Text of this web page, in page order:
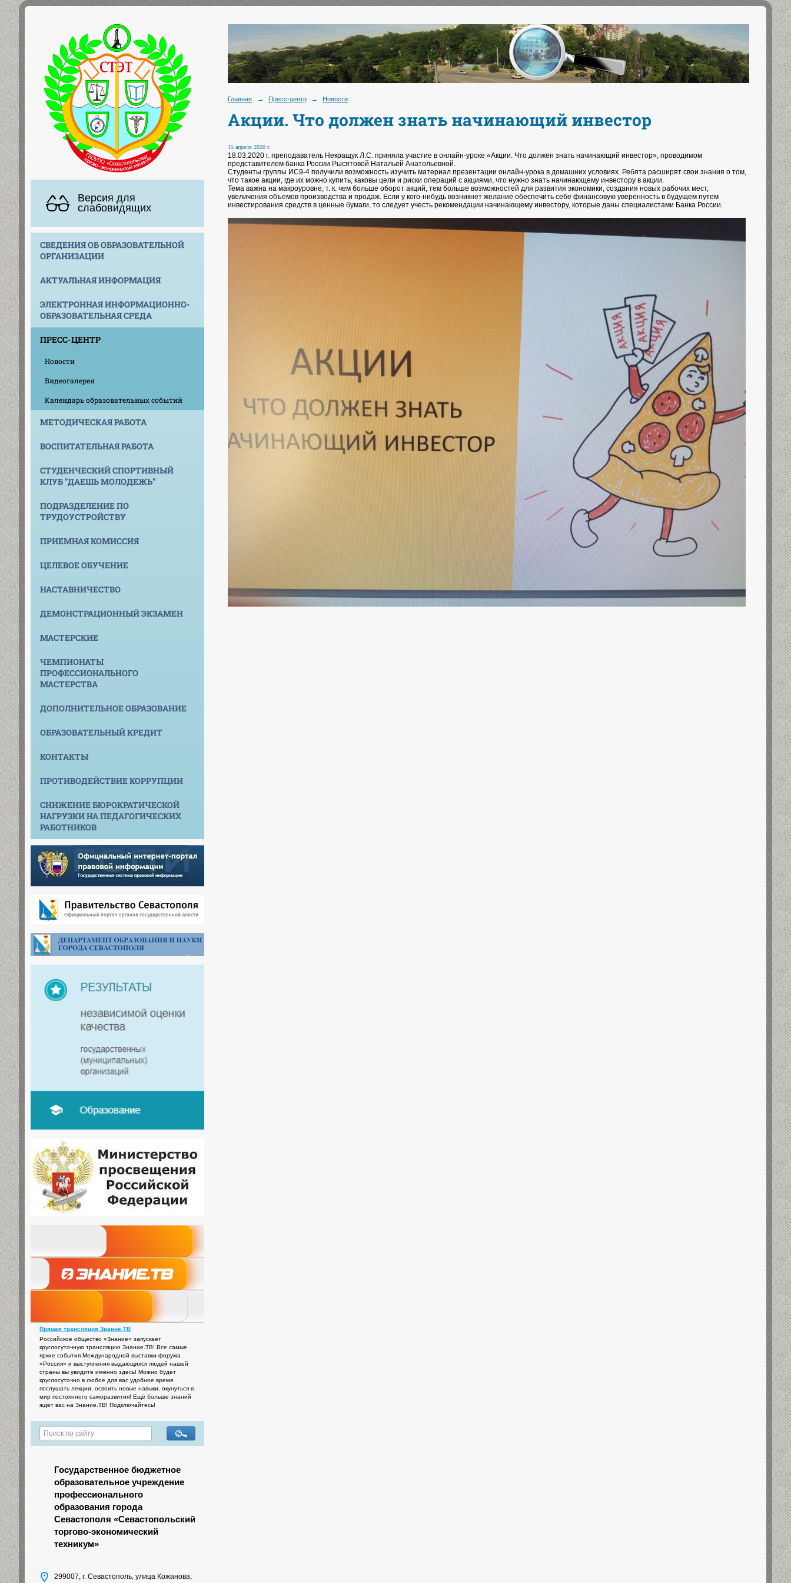
Версия для
слабовидящих
СВЕДЕНИЯ ОБ ОБРАЗОВАТЕЛЬНОЙ
ОРГАНИЗАЦИИ
АКТУАЛЬНАЯ ИНФОРМАЦИЯ
ЭЛЕКТРОННАЯ ИНФОРМАЦИОННО-
ОБРАЗОВАТЕЛЬНАЯ СРЕДА
ПРЕСС-ЦЕНТР
Новости
Видеогалерея
Календарь образовательных событий
МЕТОДИЧЕСКАЯ РАБОТА
ВОСПИТАТЕЛЬНАЯ РАБОТА
СТУДЕНЧЕСКИЙ СПОРТИВНЫЙ
КЛУБ "ДАЕШЬ МОЛОДЕЖЬ"
ПОДРАЗДЕЛЕНИЕ ПО
ТРУДОУСТРОЙСТВУ
ПРИЕМНАЯ КОМИССИЯ
ЦЕЛЕВОЕ ОБУЧЕНИЕ
НАСТАВНИЧЕСТВО
ДЕМОНСТРАЦИОННЫЙ ЭКЗАМЕН
МАСТЕРСКИЕ
ЧЕМПИОНАТЫ
ПРОФЕССИОНАЛЬНОГО
МАСТЕРСТВА
ДОПОЛНИТЕЛЬНОЕ ОБРАЗОВАНИЕ
ОБРАЗОВАТЕЛЬНЫЙ КРЕДИТ
КОНТАКТЫ
ПРОТИВОДЕЙСТВИЕ КОРРУПЦИИ
СНИЖЕНИЕ БЮРОКРАТИЧЕСКОЙ
НАГРУЗКИ НА ПЕДАГОГИЧЕСКИХ
РАБОТНИКОВ
Прямая трансляция Знание.ТВ
Российское общество «Знание» запускает
круглосуточную трансляцию Знание.ТВ! Все самые
яркие события Международной выставки-форума
«Россия» и выступления выдающихся людей нашей
страны вы увидите именно здесь! Можно будет
круглосуточно в любое для вас удобное время
послушать лекции, освоить новые навыки, окунуться в
мир постоянного саморазвития! Ещё больше знаний
ждёт вас на Знание.ТВ! Подключайтесь!
Государственное бюджетное
образовательное учреждение
профессионального
образования города
Севастополя «Севастопольский
торгово-экономический
техникум»
299007, г. Севастополь, улица Кожанова,
Главная → Пресс-центр → Новости
Акции. Что должен знать начинающий инвестор
15 апреля 2020 г.
18.03.2020 г. преподаватель Некращук Л.С. приняла участие в онлайн-уроке «Акции. Что должен знать начинающий инвестор», проводимом
представителем банка России Рысятовой Натальей Анатольевной.
Студенты группы ИС9-4 получили возможность изучить материал презентации онлайн-урока в домашних условиях. Ребята расширят свои знания о том,
что такое акции, где их можно купить, каковы цели и риски операций с акциями, что нужно знать начинающему инвестору в акции.
Тема важна на макроуровне, т. к. чем больше оборот акций, тем больше возможностей для развития экономики, создания новых рабочих мест,
увеличения объемов производства и продаж. Если у кого-нибудь возникнет желание обеспечить себе финансовую уверенность в будущем путем
инвестирования средств в ценные бумаги, то следует учесть рекомендации начинающему инвестору, которые даны специалистами Банка России.